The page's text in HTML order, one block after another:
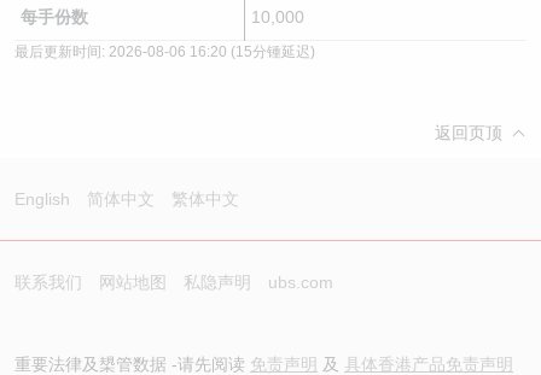
每手份数 10,000
最后更新时间: 2026-08-06 16:20 (15分锺延迟)
返回页顶
English 简体中文 繁体中文
联系我们 网站地图 私隐声明 ubs.com
重要法律及槼管数据 -请先阅读 免责声明 及 具体香港产品免责声明